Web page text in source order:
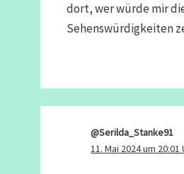
dort, wer würde mir
Sehenswürdigkeiten
@Serilda_Stanke91
11. Mai 2024 um 20:01